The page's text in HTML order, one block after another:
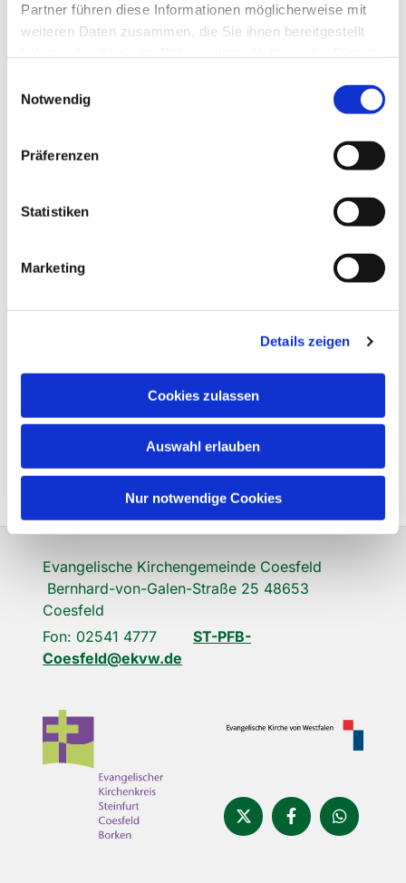
Partner führen diese Informationen möglicherweise mit
weiteren Daten zusammen, die Sie ihnen bereitgestellt
Notwendig
Präferenzen
Statistiken
Marketing
Details zeigen
Cookies zulassen
Auswahl erlauben
Nur notwendige Cookies
Evangelische Kirchengemeinde Coesfeld
Bernhard-von-Galen-Straße 25 48653
Coesfeld
Fon: 02541 4777 ST-PFB-
Coesfeld@ekvw.de